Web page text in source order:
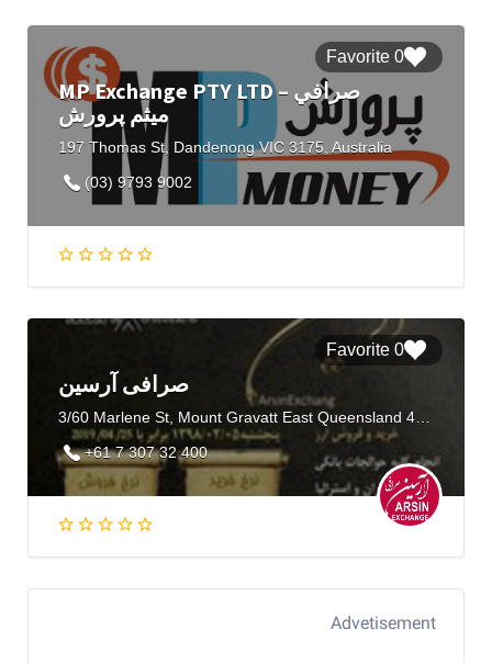
0 Favorite
MP Exchange PTY LTD – صرافي
میثم پرورش
197 Thomas St, Dandenong VIC 3175, Australia
(03) 9793 9002
0 Favorite
صرافی آرسین
+61 7 307 32 400
Advetisement